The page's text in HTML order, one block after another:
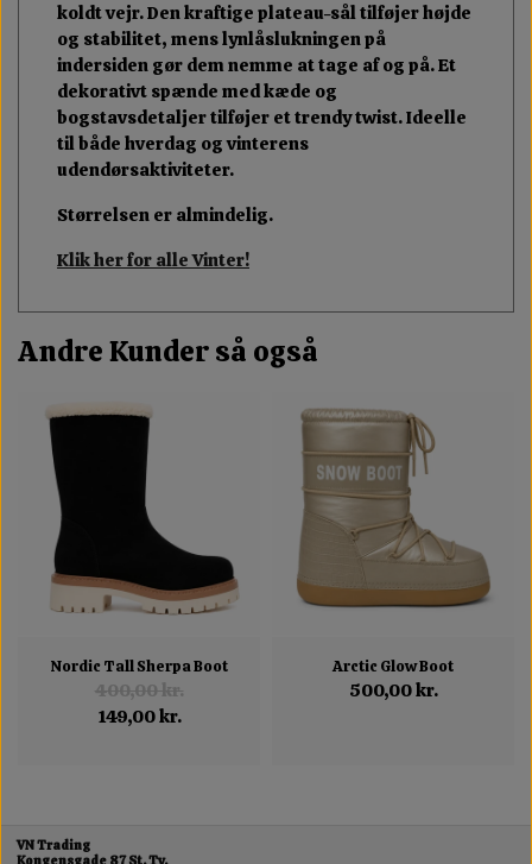
koldt vejr. Den kraftige plateau-sål tilføjer højde
og stabilitet, mens lynlåslukningen på
indersiden gør dem nemme at tage af og på. Et
dekorativt spænde med kæde og
bogstavsdetaljer tilføjer et trendy twist. Ideelle
til både hverdag og vinterens
udendørsaktiviteter.
Størrelsen er almindelig.
Klik her for alle Vinter!
Andre Kunder så også
Nordic Tall Sherpa Boot
400,00 kr.
149,00 kr.
Arctic Glow Boot
500,00 kr.
VN Trading
Kongensgade 87 St. Tv.